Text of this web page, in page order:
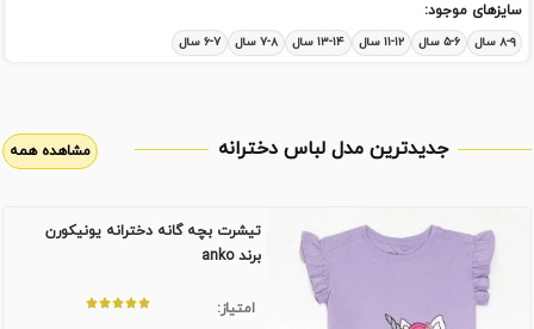
سایزهای موجود:
۸-۹ سال ۵-۶ سال ۱۱-۱۲ سال ۱۳-۱۴ سال ۷-۸ سال ۶-۷ سال
جدیدترین مدل لباس دخترانه مشاهده همه
تیشرت بچه گانه دخترانه یونیکورن
برند anko
امتیاز: